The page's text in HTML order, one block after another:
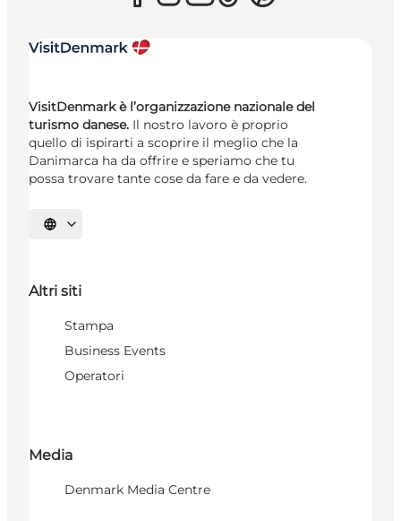
VisitDenmark è l’organizzazione nazionale del
turismo danese. Il nostro lavoro è proprio
quello di ispirarti a scoprire il meglio che la
Danimarca ha da offrire e speriamo che tu
possa trovare tante cose da fare e da vedere.
Seleziona la lingua
Altri siti
Stampa
Business Events
Operatori
Media
Denmark Media Centre